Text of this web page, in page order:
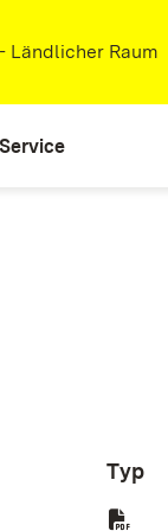
Ländlicher Raum
Typ